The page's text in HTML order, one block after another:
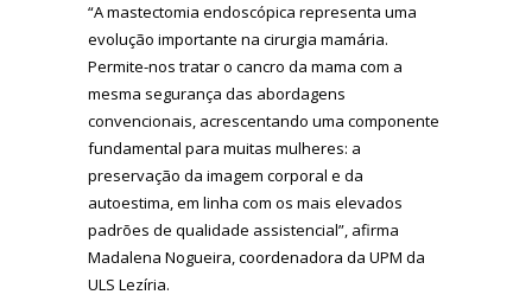
“A mastectomia endoscópica representa uma
evolução importante na cirurgia mamária.
Permite-nos tratar o cancro da mama com a
mesma segurança das abordagens
convencionais, acrescentando uma componente
fundamental para muitas mulheres: a
preservação da imagem corporal e da
autoestima, em linha com os mais elevados
padrões de qualidade assistencial”, afirma
Madalena Nogueira, coordenadora da UPM da
ULS Lezíria.